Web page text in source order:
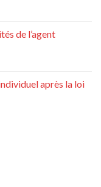
de l’agent
après la loi